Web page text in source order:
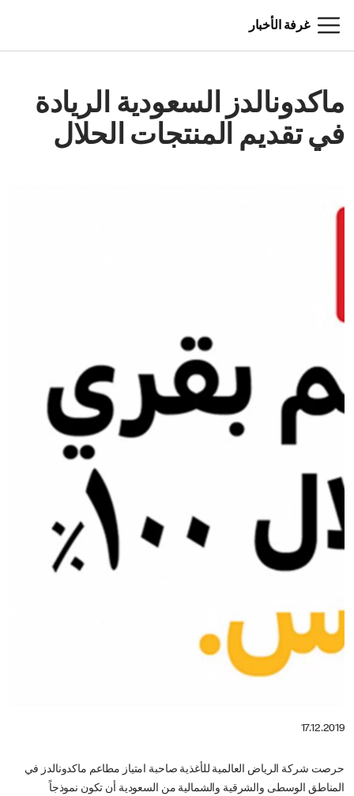
غرفة الأخبار
ماكدونالدز السعودية الريادة
في تقديم المنتجات الحلال
17.12.2019
حرصت شركة الرياض العالمية للأغذية صاحبة امتياز مطاعم ماكدونالدز في
المناطق الوسطى والشرقية والشمالية من السعودية أن تكون نموذجاً